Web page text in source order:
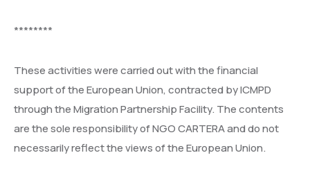
********
These activities were carried out with the financial
support of the European Union, contracted by ICMPD
through the Migration Partnership Facility. The contents
are the sole responsibility of NGO CARTERA and do not
necessarily reflect the views of the European Union.